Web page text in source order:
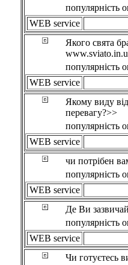
популярність
WEB service
Якого свята
популярність
WEB service
Якому виду
перевагу?>>
популярність
WEB service
чи потрібен
популярність
WEB service
Де Ви
популярність
WEB service
Чи готуєтесь